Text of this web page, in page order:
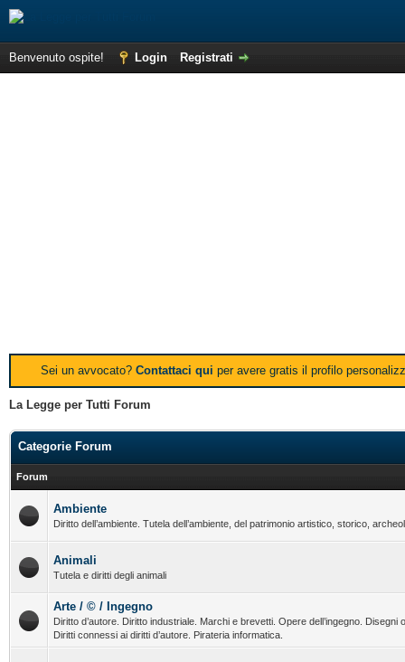
Benvenuto ospite! Login Registrati
Sei un avvocato? Contattaci qui per avere gratis il profilo
La Legge per Tutti Forum
Categorie Forum
Forum
Ambiente
Diritto dell’ambiente. Tutela dell’ambiente, del patrimonio artistico, storico,
Animali
Tutela e diritti degli animali
Arte / © / Ingegno
Diritto d’autore. Diritto industriale. Marchi e brevetti. Opere dell’ingegno. Disegni
Diritti connessi ai diritti d’autore. Pirateria informatica.